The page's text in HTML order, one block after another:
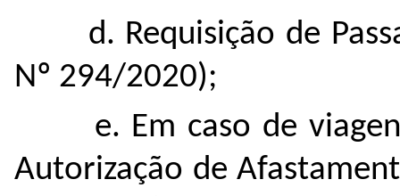
d. Requisição de
Nº 294/2020);
e. Em caso de
Autorização de